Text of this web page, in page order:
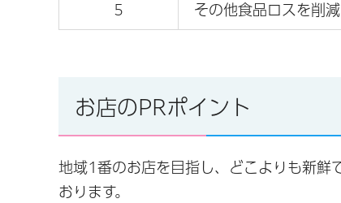
5 その他食品ロスを削
お店のPRポイント
地域1番のお店を目指し、どこよりも新鮮
おります。